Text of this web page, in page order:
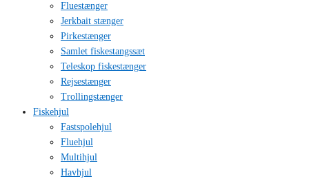
Fluestænger
Jerkbait stænger
Pirkestænger
Samlet fiskestangssæt
Teleskop fiskestænger
Rejsestænger
Trollingstænger
Fiskehjul
Fastspolehjul
Fluehjul
Multihjul
Havhjul